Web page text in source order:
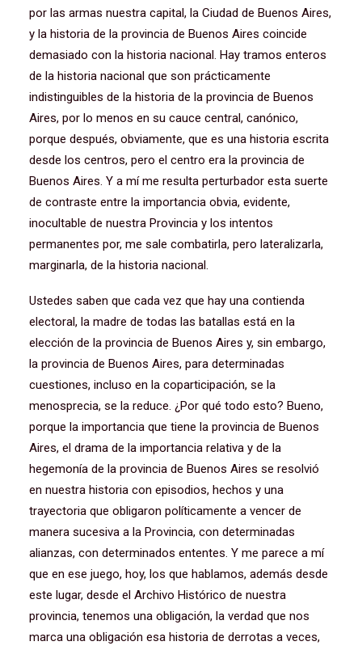
por las armas nuestra capital, la Ciudad de Buenos Aires,
y la historia de la provincia de Buenos Aires coincide
demasiado con la historia nacional. Hay tramos enteros
de la historia nacional que son prácticamente
indistinguibles de la historia de la provincia de Buenos
Aires, por lo menos en su cauce central, canónico,
porque después, obviamente, que es una historia escrita
desde los centros, pero el centro era la provincia de
Buenos Aires. Y a mí me resulta perturbador esta suerte
de contraste entre la importancia obvia, evidente,
inocultable de nuestra Provincia y los intentos
permanentes por, me sale combatirla, pero lateralizarla,
marginarla, de la historia nacional.
Ustedes saben que cada vez que hay una contienda
electoral, la madre de todas las batallas está en la
elección de la provincia de Buenos Aires y, sin embargo,
la provincia de Buenos Aires, para determinadas
cuestiones, incluso en la coparticipación, se la
menosprecia, se la reduce. ¿Por qué todo esto? Bueno,
porque la importancia que tiene la provincia de Buenos
Aires, el drama de la importancia relativa y de la
hegemonía de la provincia de Buenos Aires se resolvió
en nuestra historia con episodios, hechos y una
trayectoria que obligaron políticamente a vencer de
manera sucesiva a la Provincia, con determinadas
alianzas, con determinados ententes. Y me parece a mí
que en ese juego, hoy, los que hablamos, además desde
este lugar, desde el Archivo Histórico de nuestra
provincia, tenemos una obligación, la verdad que nos
marca una obligación esa historia de derrotas a veces,